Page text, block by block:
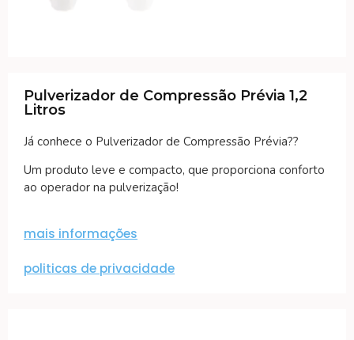
Pulverizador de Compressão Prévia 1,2
Litros
Já conhece o Pulverizador de Compressão Prévia??
Um produto leve e compacto, que proporciona conforto
ao operador na pulverização!
mais informações
politicas de privacidade